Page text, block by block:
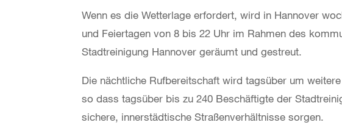
Wenn es die Wetterlage erfordert, wird in Hannover
und Feiertagen von 8 bis 22 Uhr im Rahmen des
Stadtreinigung Hannover geräumt und gestreut.
Die nächtliche Rufbereitschaft wird tagsüber um
so dass tagsüber bis zu 240 Beschäftigte der
sichere, innerstädtische Straßenverhältnisse sorgen.